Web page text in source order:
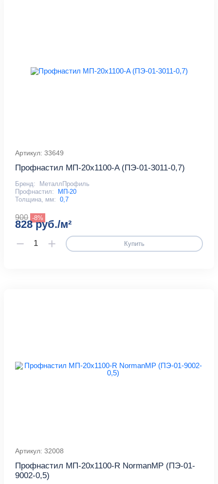
Артикул: 33649
Профнастил МП-20x1100-A (ПЭ-01-3011-0,7)
Бренд:
МеталлПрофиль
Профнастил:
МП-20
Толщина, мм: 0,7
900 -8%
828 руб./м²
Купить
Артикул: 32008
Профнастил МП-20x1100-R NormanMP (ПЭ-01-
9002-0,5)